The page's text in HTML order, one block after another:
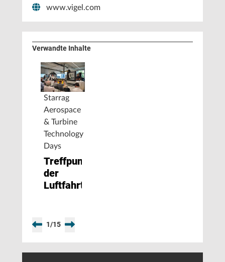
www.vigel.com
Verwandte Inhalte
Starrag
Aerospace
& Turbine
Technology
Days
Treffpunkt
der
Luftfahrtbranche
1/15